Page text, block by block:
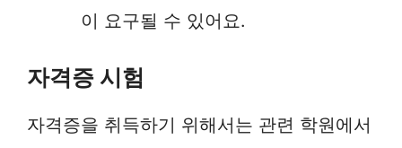
이 요구될 수 있어요.
자격증 시험
자격증을 취득하기 위해서는 관련 학원에서